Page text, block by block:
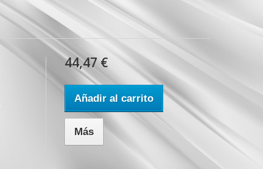
44,47 €
Añadir al carrito
Más